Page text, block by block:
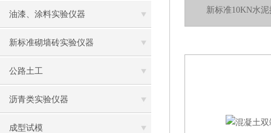
油漆、涂料实验仪器
新标准砌墙砖实验仪器
公路土工
沥青类实验仪器
成型试模
新标准10KN水